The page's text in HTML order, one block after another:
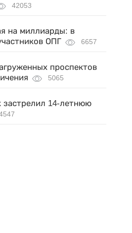
42053
на миллиарды: в
ОПГ
6657
проспектов
5065
застрелил 14-летнюю